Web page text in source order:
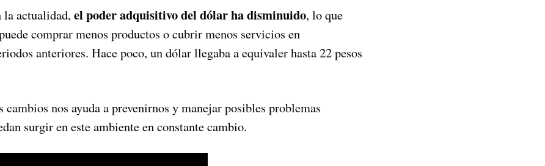
la actualidad, el poder adquisitivo del dólar ha disminuido, lo que
comprar menos productos o cubrir menos servicios en
anteriores. Hace poco, un dólar llegaba a equivaler hasta 22 pesos
cambios nos ayuda a prevenirnos y manejar posibles problemas
surgir en este ambiente en constante cambio.